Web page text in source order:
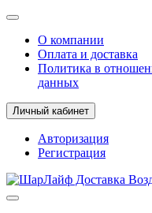
О компании
Оплата и доставка
Политика в
данных
Личный кабинет
Авторизация
Регистрация